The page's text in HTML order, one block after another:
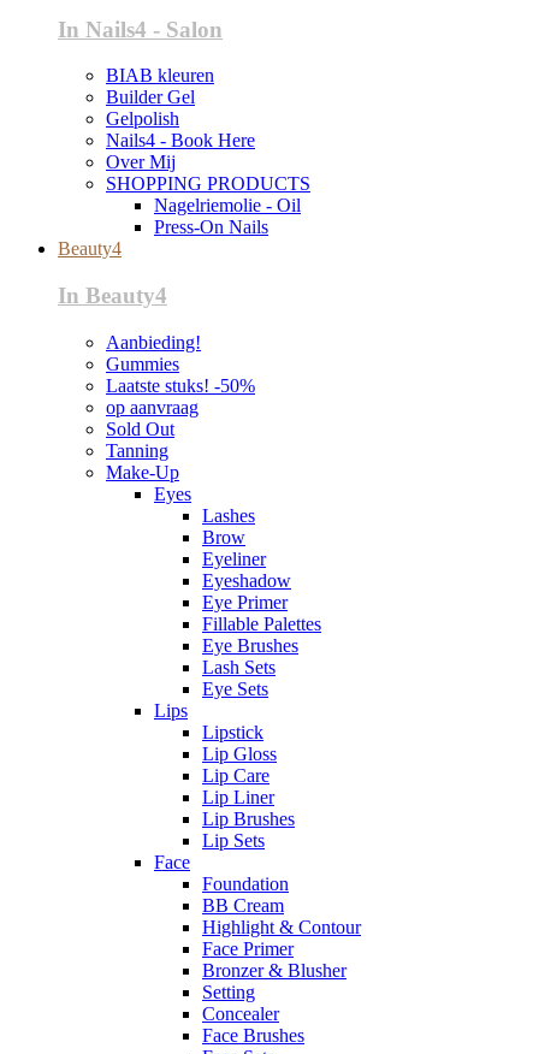
In Nails4 - Salon
BIAB kleuren
Builder Gel
Gelpolish
Nails4 - Book Here
Over Mij
SHOPPING PRODUCTS
Nagelriemolie - Oil
Press-On Nails
Beauty4
In Beauty4
Aanbieding!
Gummies
Laatste stuks! -50%
op aanvraag
Sold Out
Tanning
Make-Up
Eyes
Lashes
Brow
Eyeliner
Eyeshadow
Eye Primer
Fillable Palettes
Eye Brushes
Lash Sets
Eye Sets
Lips
Lipstick
Lip Gloss
Lip Care
Lip Liner
Lip Brushes
Lip Sets
Face
Foundation
BB Cream
Highlight & Contour
Face Primer
Bronzer & Blusher
Setting
Concealer
Face Brushes